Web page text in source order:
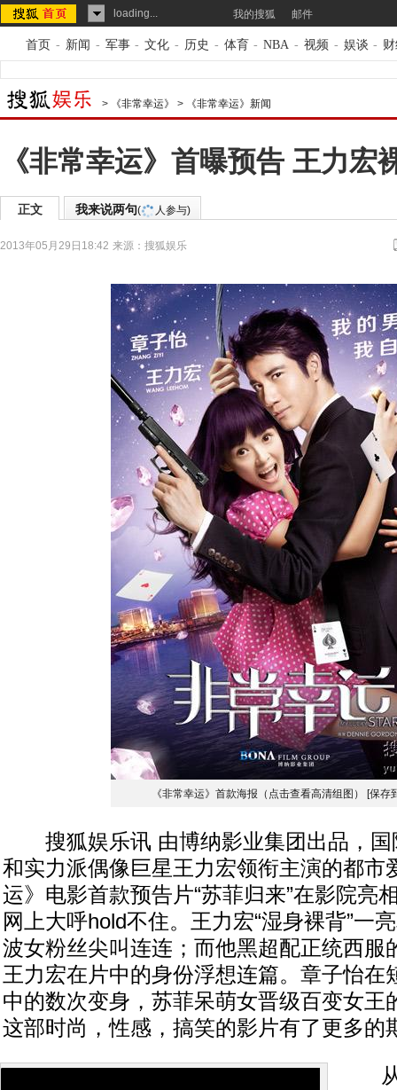
loading... 我的搜狐 邮件
首页 - 新闻 - 军事 - 文化 - 历史 - 体育 - NBA - 视频 - 娱谈 -
> 《非常幸运》 > 《非常幸运》新闻
《非常幸运》首曝预告 王力宏
正文 我来说两句( 人参与)
2013年05月29日18:42 来源： 搜狐娱乐
《非常幸运》首款海报（点击查看高清组图） [保存
搜狐娱乐讯 由博纳影业集团出品，国
和实力派偶像巨星王力宏领衔主演的都市
运》电影首款预告片“苏菲归来”在影院亮
网上大呼hold不住。王力宏“湿身裸背”一
波女粉丝尖叫连连；而他黑超配正统西服
王力宏在片中的身份浮想连篇。章子怡在
中的数次变身，苏菲呆萌女晋级百变女王
这部时尚，性感，搞笑的影片有了更多的
从